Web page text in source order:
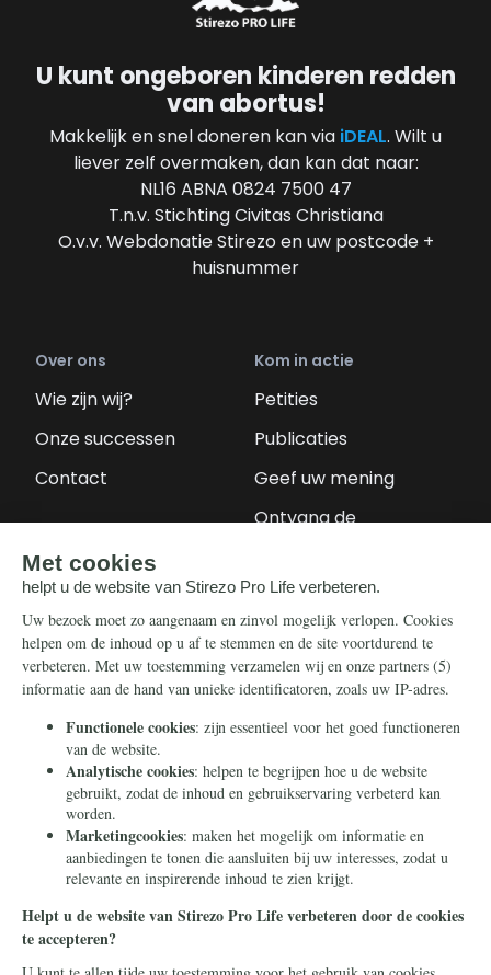
U kunt ongeboren kinderen redden
van abortus!
Makkelijk en snel doneren kan via iDEAL. Wilt u
liever zelf overmaken, dan kan dat naar:
NL16 ABNA 0824 7500 47
T.n.v. Stichting Civitas Christiana
O.v.v. Webdonatie Stirezo en uw postcode +
huisnummer
Over ons
Wie zijn wij?
Onze successen
Contact
Kom in actie
Petities
Publicaties
Geef uw mening
Ontvang de
Steun ons
Nieuwsbrief
Eenmalig
Maandelijks
Periodiek
Nalaten
Zelf overschrijven
Info
Contact
Ontvang onze
Telegram-berichten